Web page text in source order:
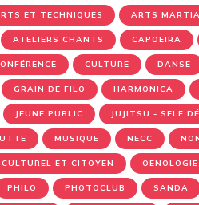
ET TECHNIQUES ARTS
ATELIERS CHANTS CAPOEIRA
CULTURE DANSE
GRAIN DE FILO HARMONICA
JEUNE PUBLIC JUJITSU - SELF
MUSIQUE NECC
ET CITOYEN OENOLOGIE
PHILO PHOTOCLUB SANDA